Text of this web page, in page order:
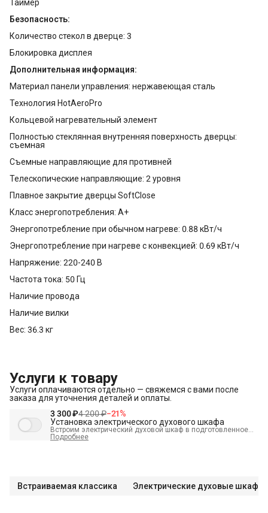
Таймер
Безопасность:
Количество стекол в дверце: 3
Блокировка дисплея
Дополнительная информация:
Материал панели управления: нержавеющая сталь
Технология HotAeroPro
Кольцевой нагревательный элемент
Полностью стеклянная внутренняя поверхность дверцы:
съемная
Съемные направляющие для противней
Телескопические направляющие: 2 уровня
Плавное закрытие дверцы SoftClose
Класс энергопотребления: A+
Энергопотребление при обычном нагреве: 0.88 кВт/ч
Энергопотребление при нагреве с конвекцией: 0.69 кВт/ч
Напряжение: 220-240 В
Частота тока: 50 Гц
Наличие провода
Наличие вилки
Вес: 36.3 кг
Услуги к товару
Услуги оплачиваются отдельно — свяжемся с вами после
заказа для уточнения деталей и оплаты.
3 300 ₽4 200 ₽−21%
Установка электрического духового шкафа
Встроим электрический духовой шкаф в подготовленное
место и подключим к электрике.
В стоимость входит:
Подробнее
Встраиваемая классика Электрические духовые шкафы